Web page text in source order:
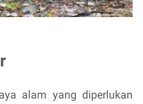
alam yang diperlukan